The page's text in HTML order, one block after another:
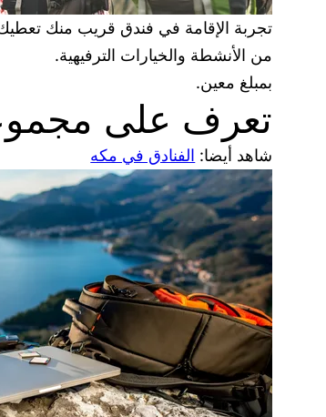
تجربة الإقامة في فندق قريب منك تعطيك
من الأنشطة والخيارات الترفيهية.
بمبلغ معين.
تعرف على
شاهد أيضا: الفنادق في مكه